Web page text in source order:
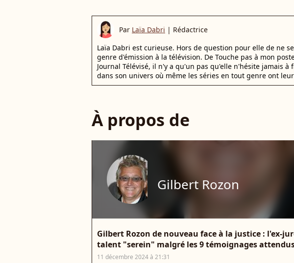
Par Laïa Dabri | Rédactrice
Laïa Dabri est curieuse. Hors de question pour elle de ne
genre d'émission à la télévision. De Touche pas à mon
Journal Télévisé, il n'y a qu'un pas qu'elle n'hésite jamais à
dans son univers où même les séries en tout genre ont
À propos de
Gilbert Rozon
Gilbert Rozon de nouveau face à la justice : l'ex-
talent "serein" malgré les 9 témoignages
11 décembre 2024 à 21:31